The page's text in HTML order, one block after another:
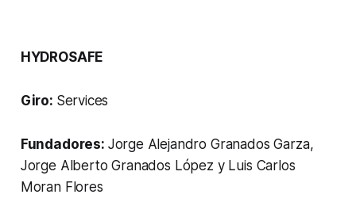
HYDROSAFE
Giro: Services
Fundadores: Jorge Alejandro Granados Garza,
Jorge Alberto Granados López y Luis Carlos
Moran Flores